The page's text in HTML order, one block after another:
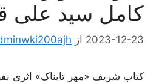
کامل سید علی
2023-12-23 از
کتاب شریف «مهر تابناک» اثری